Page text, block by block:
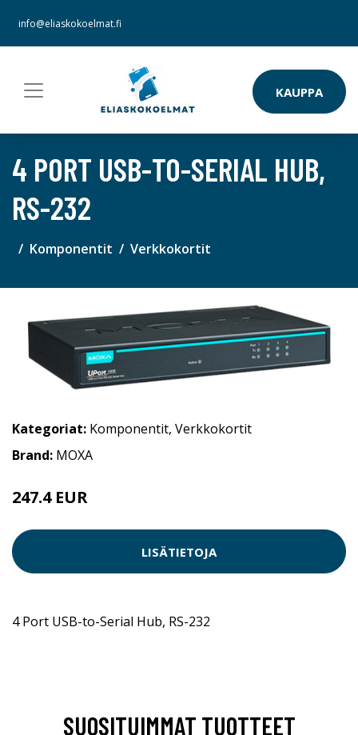
info@eliaskokoelmat.fi
KAUPPA
4 PORT USB-TO-SERIAL HUB,
RS-232
Komponentit Verkkokortit
Kategoriat: Komponentit, Verkkokortit
Brand: MOXA
247.4 EUR
LISÄTIETOJA
4 Port USB-to-Serial Hub, RS-232
SUOSITUIMMAT TUOTTEET